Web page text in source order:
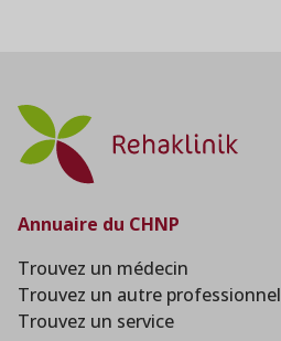
Annuaire du CHNP
Trouvez un médecin
Trouvez un autre professionnel
Trouvez un service